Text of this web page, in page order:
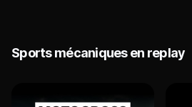
Sports mécaniques en replay